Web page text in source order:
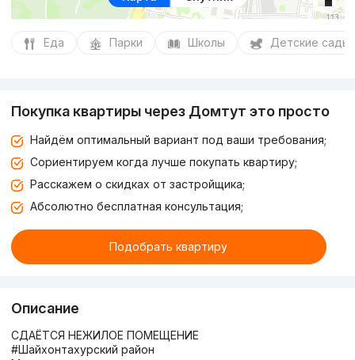
Еда Парки Школы Детские сады
Покупка квартиры через Домтут это просто
Найдём оптимальный вариант под ваши требования;
Сориентируем когда лучше покупать квартиру;
Расскажем о скидках от застройщика;
Абсолютно бесплатная консультация;
Подобрать квартиру
Описание
СДАЁТСЯ НЕЖИЛОЕ ПОМЕЩЕНИЕ
#Шайхонтахурский район